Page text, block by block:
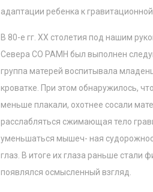
адаптации ребенка к
В 80-е гг. ХХ столетия под нашим
Севера СО РАМН был выполнен
группа матерей воспитывала
кроватке. При этом обнаружилось,
меньше плакали, охотнее сосали
расслабляться сжимающая тело
уменьшаться мышеч- ная
глаз. В итоге их глаза раньше стали
появлялся осмысленный взгляд.